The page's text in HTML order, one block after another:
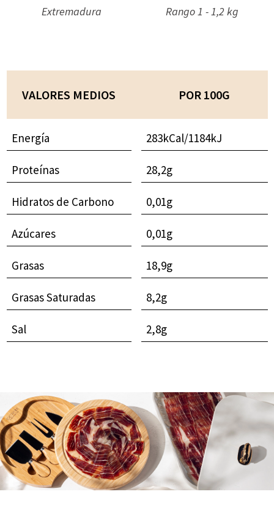
Extremadura Rango 1 - 1,2 kg
VALORES MEDIOS POR 100G
Energía 283kCal/1184kJ
Proteínas 28,2g
Hidratos de Carbono 0,01g
Azúcares 0,01g
Grasas 18,9g
Grasas Saturadas 8,2g
Sal 2,8g